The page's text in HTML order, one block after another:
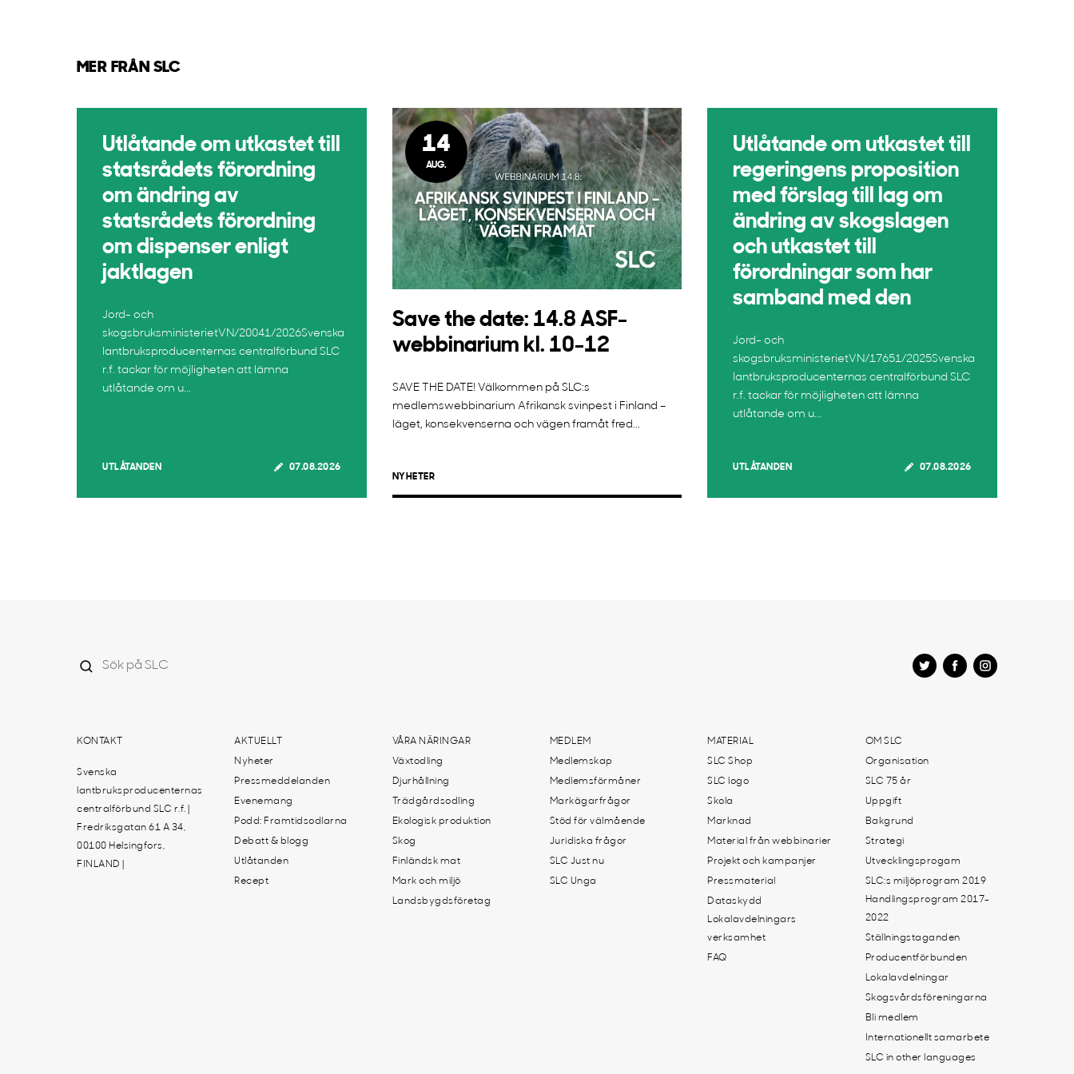
MER FRÅN SLC
Utlåtande om utkastet till
statsrådets förordning
om ändring av
statsrådets förordning
om dispenser enligt
jaktlagen
Jord- och
skogsbruksministerietVN/20041/2026Svenska
lantbruksproducenternas centralförbund SLC
r.f. tackar för möjligheten att lämna
utlåtande om u...
UTLÅTANDEN 07.08.2026
14
AUG.
Save the date: 14.8 ASF-
webbinarium kl. 10-12
SAVE THE DATE! Välkommen på SLC:s
medlemswebbinarium Afrikansk svinpest i Finland –
läget, konsekvenserna och vägen framåt fred...
NYHETER
Utlåtande om utkastet till
regeringens proposition
med förslag till lag om
ändring av skogslagen
och utkastet till
förordningar som har
samband med den
Jord- och
skogsbruksministerietVN/17651/2025Svenska
lantbruksproducenternas centralförbund SLC
r.f. tackar för möjligheten att lämna
utlåtande om u...
UTLÅTANDEN 07.08.2026
KONTAKT
Svenska
lantbruksproducenternas
centralförbund SLC r.f. |
Fredriksgatan 61 A 34,
00100 Helsingfors,
FINLAND |
AKTUELLT
Nyheter
Pressmeddelanden
Evenemang
Podd: Framtidsodlarna
Debatt & blogg
Utlåtanden
Recept
VÅRA NÄRINGAR
Växtodling
Djurhållning
Trädgårdsodling
Ekologisk produktion
Skog
Finländsk mat
Mark och miljö
Landsbygdsföretag
MEDLEM
Medlemskap
Medlemsförmåner
Markägarfrågor
Stöd för välmående
Juridiska frågor
SLC Just nu
SLC Unga
MATERIAL
SLC Shop
SLC logo
Skola
Marknad
Material från webbinarier
Projekt och kampanjer
Pressmaterial
Dataskydd
Lokalavdelningars
verksamhet
FAQ
OM SLC
Organisation
SLC 75 år
Uppgift
Bakgrund
Strategi
Utvecklingsprogam
SLC:s miljöprogram 2019
Handlingsprogram 2017-
2022
Ställningstaganden
Producentförbunden
Lokalavdelningar
Skogsvårdsföreningarna
Bli medlem
Internationellt samarbete
SLC in other languages